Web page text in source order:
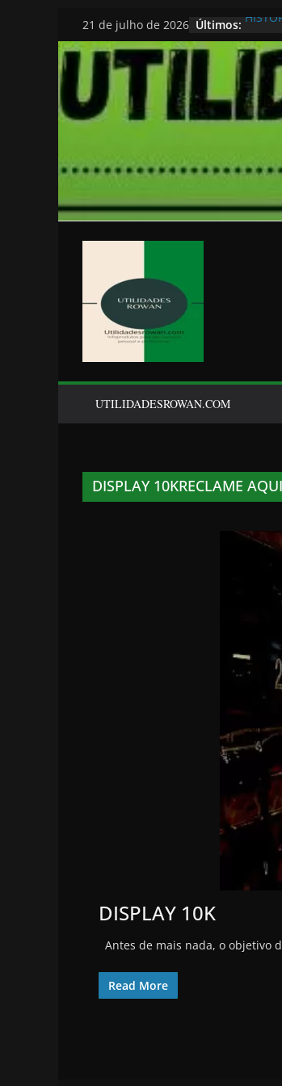
Pular
para
o
conteúdo
21 de julho de 2026 Últimos:
UTILIDADESROWAN.COM
DISPLAY 10KRECLAME AQUI
DISPLAY 10K
Antes de mais nada, o objetivo
Read More